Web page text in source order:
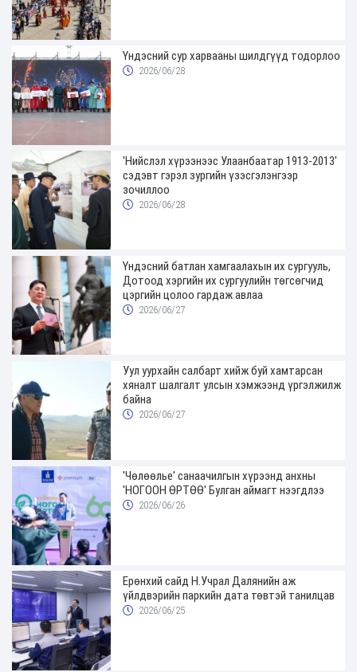
Үндэсний сур харвааны шилдгүүд тодорлоо
2026/06/28
'Нийслэл хүрээнээс Улаанбаатар 1913-2013'
сэдэвт гэрэл зургийн үзэсгэлэнгээр
зочиллоо
2026/06/28
Үндэсний батлан хамгаалахын их сургууль,
Дотоод хэргийн их сургуулийн төгсөгчид
цэргийн цолоо гардаж авлаа
2026/06/27
Уул уурхайн салбарт хийж буй хамтарсан
хяналт шалгалт улсын хэмжээнд үргэлжилж
байна
2026/06/27
'Чөлөөлье' санаачилгын хүрээнд анхны
'НОГООН ӨРТӨӨ' Булган аймагт нээгдлээ
2026/06/26
Ерөнхий сайд Н.Учрал Далянийн аж
үйлдвэрийн паркийн дата төвтэй танилцав
2026/06/25